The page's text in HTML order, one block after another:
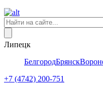
Липецк
БелгородБрянск
+7 (4742) 200-751